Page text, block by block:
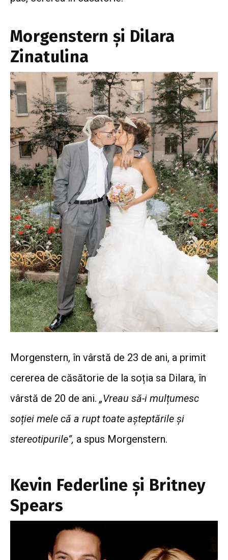
Morgenstern şi Dilara
Zinatulina
Morgenstern, în vârstă de 23 de ani, a primit
cererea de căsătorie de la soția sa Dilara, în
vârstă de 20 de ani. „Vreau să-i mulțumesc
soției mele că a rupt toate așteptările și
stereotipurile”, a spus Morgenstern.
Kevin Federline și Britney
Spears